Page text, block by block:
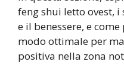
feng shui letto ovest,
e il benessere, e
modo ottimale per
positiva nella zona